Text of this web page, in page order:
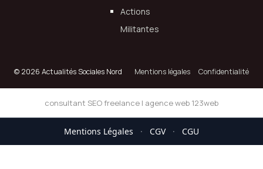
Actions
Militantes
© 2026 Actualités Sociales Nord Mentions légales Confidentialité
consultant SEO freelance | agence web 123web
Mentions Légales · CGV · CGU